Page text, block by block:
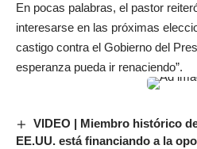
En pocas palabras, el pastor
interesarse en las próximas
castigo contra el Gobierno del
esperanza pueda ir renaciendo”.
VIDEO | Miembro histórico
EE.UU. está financiando a la